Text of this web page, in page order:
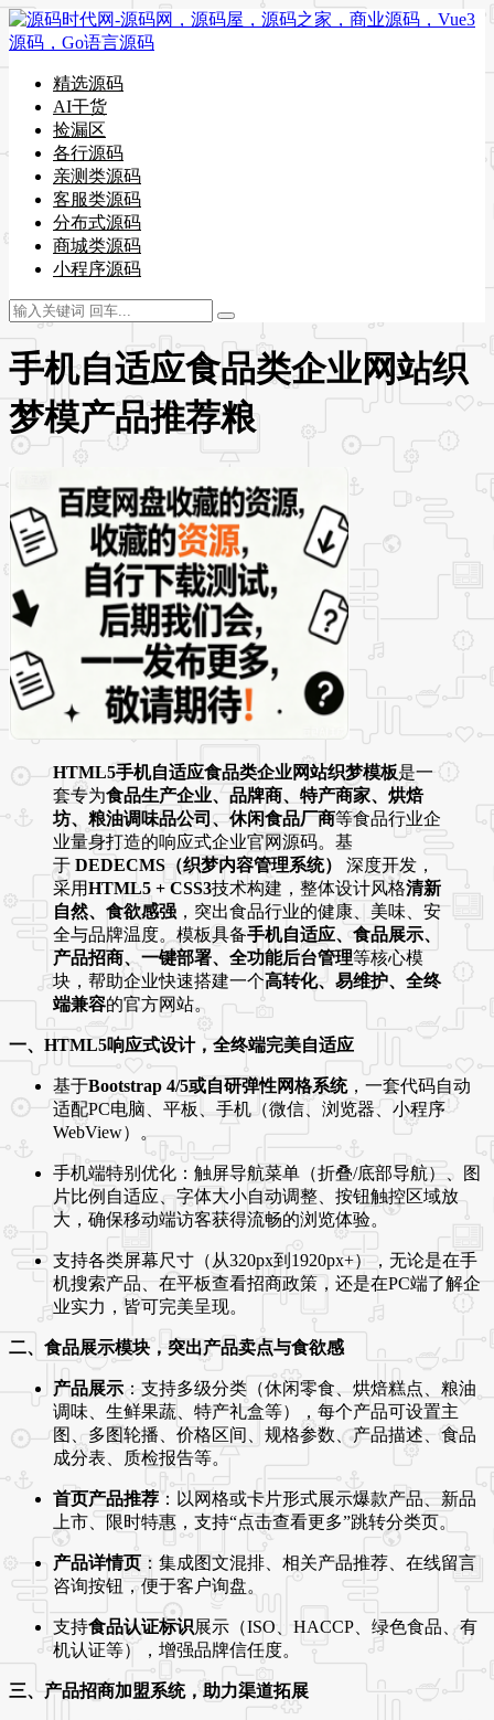
精选源码
AI干货
捡漏区
各行源码
亲测类源码
客服类源码
分布式源码
商城类源码
小程序源码
手机自适应食品类企业网站织
梦模产品推荐粮
HTML5手机自适应食品类企业网站织梦模板是一
套专为食品生产企业、品牌商、特产商家、烘焙
坊、粮油调味品公司、休闲食品厂商等食品行业企
业量身打造的响应式企业官网源码。基
于 DEDECMS（织梦内容管理系统）
深度开发，
采用HTML5 + CSS3技术构建，整体设计风格清新
自然、食欲感强 ，突出食品行业的健康、美味、安
全与品牌温度。模板具备手机自适应、食品展示、
产品招商、一键部署、全功能后台管理等核心模
块，帮助企业快速搭建一个高转化、易维护、全终
端兼容的官方网站。
一、HTML5响应式设计，全终端完美自适应
基于Bootstrap 4/5或自研弹性网格系统，一套代码自动
适配PC电脑、平板、手机（微信、浏览器、小程序
WebView）。
手机端特别优化：触屏导航菜单（折叠/底部导航）、图
片比例自适应、字体大小自动调整、按钮触控区域放
大，确保移动端访客获得流畅的浏览体验。
支持各类屏幕尺寸（从320px到1920px+），无论是在手
机搜索产品、在平板查看招商政策，还是在PC端了解企
业实力，皆可完美呈现。
二、食品展示模块，突出产品卖点与食欲感
产品展示 ：支持多级分类（休闲零食、烘焙糕点、粮油
调味、生鲜果蔬、特产礼盒等），每个产品可设置主
图、多图轮播、价格区间、规格参数、产品描述、食品
成分表、质检报告等。
首页产品推荐：以网格或卡片形式展示爆款产品、新品
上市、限时特惠，支持“点击查看更多”跳转分类页。
产品详情页：集成图文混排、相关产品推荐、在线留言
咨询按钮，便于客户询盘。
支持食品认证标识展示（ISO、HACCP、绿色食品、有
机认证等），增强品牌信任度。
三、产品招商加盟系统，助力渠道拓展